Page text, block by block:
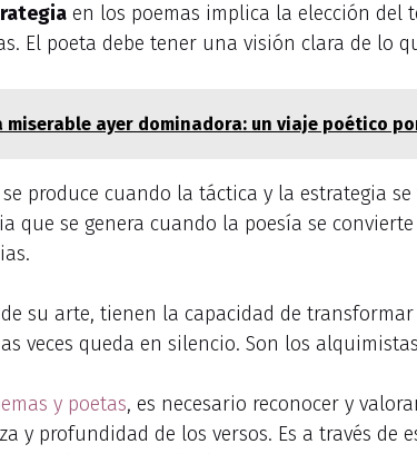
en los poemas implica la elección del
El poeta debe tener una visión clara de lo
miserable ayer dominadora: un viaje poético
produce cuando la táctica y la estrategia
que se genera cuando la poesía se
de su arte, tienen la capacidad de
veces queda en silencio. Son los
y poetas, es necesario reconocer y
y profundidad de los versos. Es a través